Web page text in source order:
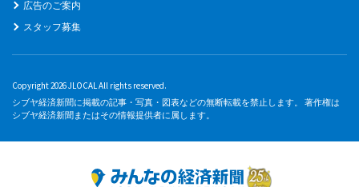
広告のご案内
スタッフ募集
Copyright 2026 JLOCAL All rights reserved.
シブヤ経済新聞に掲載の記事・写真・図表などの無断転載を禁止します。 著作権は
シブヤ経済新聞またはその情報提供者に属します。